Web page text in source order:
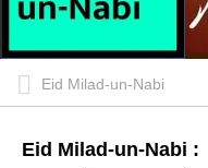
Eid Milad-un-Nabi
Eid Milad-un-Nabi :